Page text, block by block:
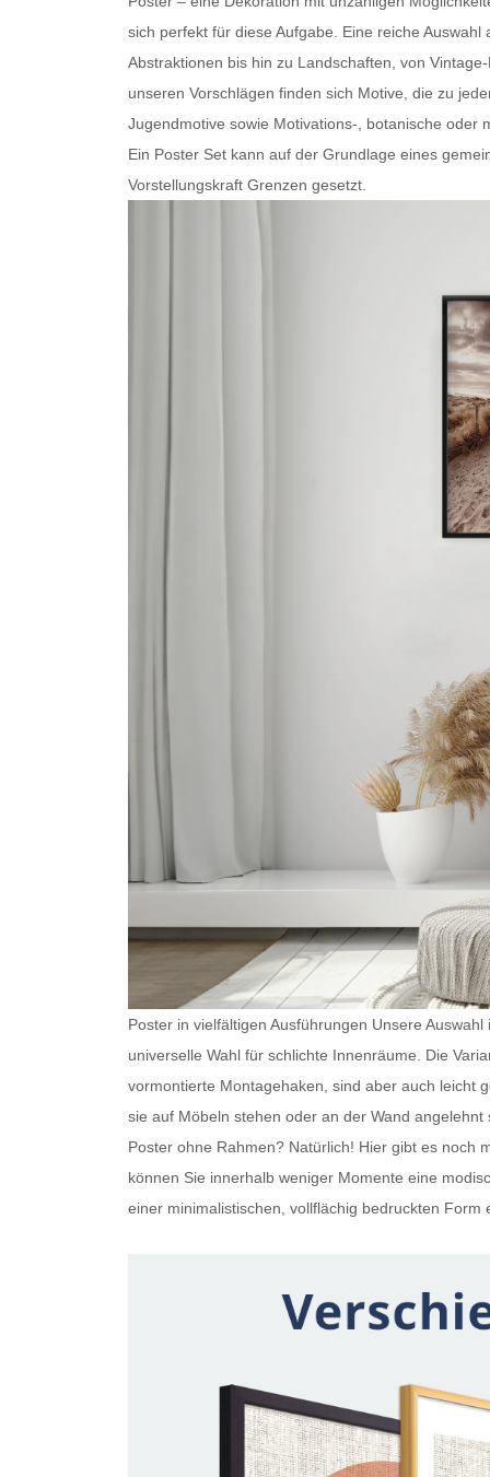
sich perfekt für diese Aufgabe. Eine reiche
Abstraktionen bis hin zu Landschaften, von
unseren Vorschlägen finden sich Motive, die zu
Jugendmotive sowie Motivations-, botanische oder
Ein Poster Set kann auf der Grundlage eines
Vorstellungskraft Grenzen gesetzt.
Poster in vielfältigen Ausführungen Unsere
universelle Wahl für schlichte Innenräume. Die
vormontierte Montagehaken, sind aber auch leicht
sie auf Möbeln stehen oder an der Wand
Poster ohne Rahmen? Natürlich! Hier gibt es noch
können Sie innerhalb weniger Momente eine
einer minimalistischen, vollflächig bedruckten Form